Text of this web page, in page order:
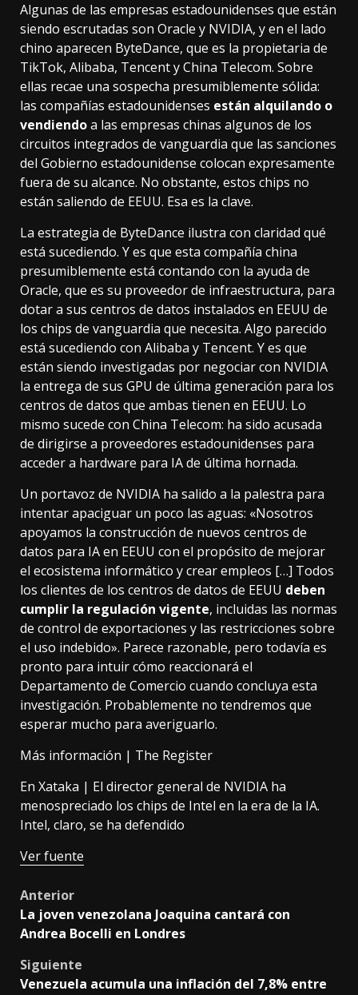
Algunas de las empresas estadounidenses que están
siendo escrutadas son Oracle y NVIDIA, y en el lado
chino aparecen ByteDance, que es la propietaria de
TikTok, Alibaba, Tencent y China Telecom. Sobre
ellas recae una sospecha presumiblemente sólida:
las compañías estadounidenses están alquilando o
vendiendoa las empresas chinas algunos de los
circuitos integrados de vanguardia que las sanciones
del Gobierno estadounidense colocan expresamente
fuera de su alcance. No obstante, estos chips no
están saliendo de EEUU. Esa es la clave.
La estrategia de ByteDance ilustra con claridad qué
está sucediendo. Y es que esta compañía china
presumiblemente está contando con la ayuda de
Oracle, que es su proveedor de infraestructura, para
dotar a sus centros de datos instalados en EEUU de
los chips de vanguardia que necesita. Algo parecido
está sucediendo con Alibaba y Tencent. Y es que
están siendo investigadas por negociar con NVIDIA
la entrega de sus GPU de última generación para los
centros de datos que ambas tienen en EEUU. Lo
mismo sucede con China Telecom: ha sido acusada
de dirigirse a proveedores estadounidenses para
acceder a hardware para IA de última hornada.
Un portavoz de NVIDIA ha salido a la palestra para
intentar apaciguar un poco las aguas: «Nosotros
apoyamos la construcción de nuevos centros de
datos para IA en EEUU con el propósito de mejorar
el ecosistema informático y crear empleos […] Todos
los clientes de los centros de datos de EEUU deben
cumplir la regulación vigente, incluidas las normas
de control de exportaciones y las restricciones sobre
el uso indebido». Parece razonable, pero todavía es
pronto para intuir cómo reaccionará el
Departamento de Comercio cuando concluya esta
investigación. Probablemente no tendremos que
esperar mucho para averiguarlo.
Más información | The Register
En Xataka | El director general de NVIDIA ha
menospreciado los chips de Intel en la era de la IA.
Intel, claro, se ha defendido
Ver fuente
Post
navigation
Anterior
La joven venezolana Joaquina cantará con
Andrea Bocelli en Londres
Siguiente
Venezuela acumula una inflación del 7,8% entre